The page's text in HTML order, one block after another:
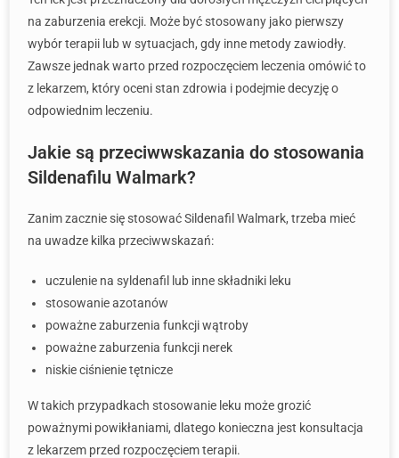
na zaburzenia erekcji. Może być stosowany jako pierwszy
wybór terapii lub w sytuacjach, gdy inne metody zawiodły.
Zawsze jednak warto przed rozpoczęciem leczenia omówić to
z lekarzem, który oceni stan zdrowia i podejmie decyzję o
odpowiednim leczeniu.
Jakie są przeciwwskazania do stosowania
Sildenafilu Walmark?
Zanim zacznie się stosować Sildenafil Walmark, trzeba mieć
na uwadze kilka przeciwwskazań:
uczulenie na syldenafil lub inne składniki leku
stosowanie azotanów
poważne zaburzenia funkcji wątroby
poważne zaburzenia funkcji nerek
niskie ciśnienie tętnicze
W takich przypadkach stosowanie leku może grozić
poważnymi powikłaniami, dlatego konieczna jest konsultacja
z lekarzem przed rozpoczęciem terapii.